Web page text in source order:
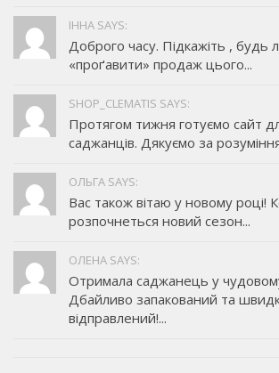
ІННА SAYS:
Доброго часу. Підкажіть , будь
«проґавити» продаж цього...
SHOP_CLEMATIS SAYS:
Протягом тижня готуємо сайт
саджанців. Дякуємо за
ОЛЬГА SAYS:
Вас також вітаю у новому році!
розпочнеться новий сезон...
ОЛЕНА SAYS:
Отримала саджанець у
Дбайливо запакований та
відправлений!...